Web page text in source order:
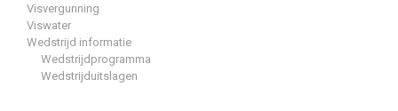
Visvergunning
Viswater
Wedstrijd informatie
Wedstrijdprogramma
Wedstrijduitslagen